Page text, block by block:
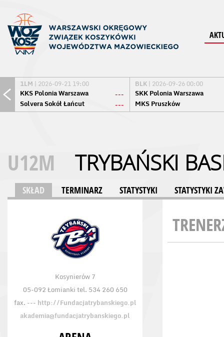
1LM | 2026-09-21 19:00
KKS Polonia Warszawa
---
Solvera Sokół Łańcut
---
BLK | 2026-09-26 00:00
SKK Polonia Warszawa
MKS Pruszków
U12M TRYBAŃSKI
SKŁAD TERMINARZ STATYSTYKI STATYSTYKI
Kosynierów 7
05-092 Łomianki tel. 534 260 650
fax. --- http://Fundacjatrybanskiego.pl
akademia@fundacjatrybanskiego.pl